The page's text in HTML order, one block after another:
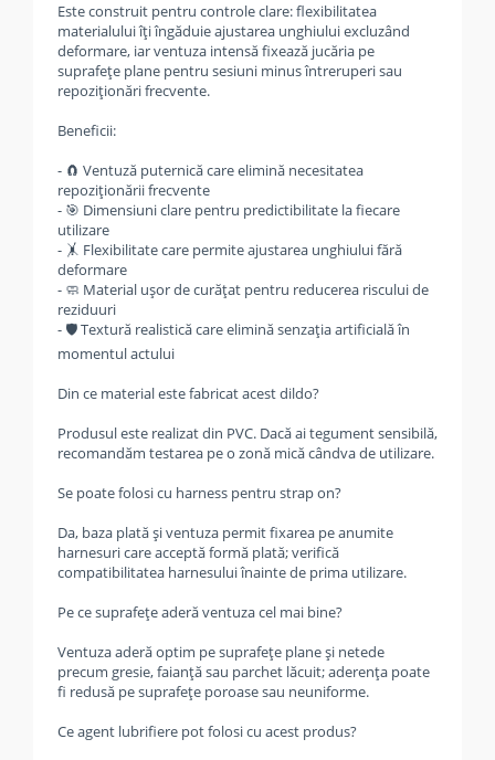
Este construit pentru controle clare: flexibilitatea
materialului îți îngăduie ajustarea unghiului excluzând
deformare, iar ventuza intensă fixează jucăria pe
suprafețe plane pentru sesiuni minus întreruperi sau
repoziționări frecvente.
Beneficii:
- 🧲 Ventuză puternică care elimină necesitatea
repoziționării frecvente
- 🎯 Dimensiuni clare pentru predictibilitate la fiecare
utilizare
- 🤸 Flexibilitate care permite ajustarea unghiului fără
deformare
- 🧼 Material ușor de curățat pentru reducerea riscului de
reziduuri
- 🛡️ Textură realistică care elimină senzația artificială în
momentul actului
Din ce material este fabricat acest dildo?
Produsul este realizat din PVC. Dacă ai tegument sensibilă,
recomandăm testarea pe o zonă mică cândva de utilizare.
Se poate folosi cu harness pentru strap on?
Da, baza plată și ventuza permit fixarea pe anumite
harnesuri care acceptă formă plată; verifică
compatibilitatea harnesului înainte de prima utilizare.
Pe ce suprafețe aderă ventuza cel mai bine?
Ventuza aderă optim pe suprafețe plane și netede
precum gresie, faianță sau parchet lăcuit; aderența poate
fi redusă pe suprafețe poroase sau neuniforme.
Ce agent lubrifiere pot folosi cu acest produs?